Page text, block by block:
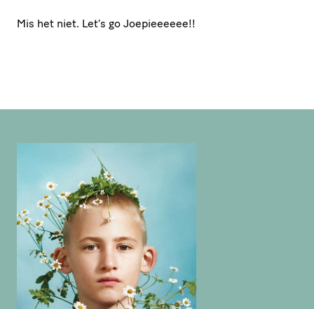
Mis het niet. Let’s go Joepieeeeee!!